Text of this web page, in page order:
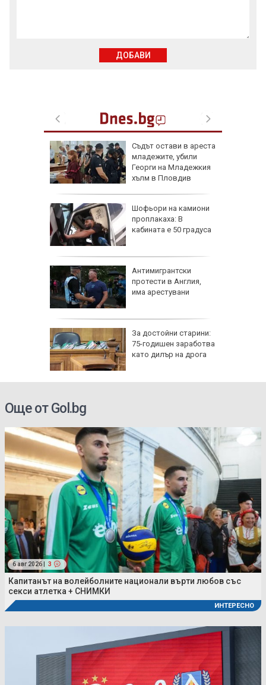
Съдът остави в ареста
младежите, убили
Георги на Младежкия
хълм в Пловдив
Шофьори на камиони
проплакаха: В
кабината е 50 градуса
Антимигрантски
протести в Англия,
има арестувани
За достойни старини:
75-годишен заработва
като дилър на дрога
ДОБАВИ
Още от Gol.bg
6 авг 2026 | 3
Капитанът на волейболните национали върти любов със
секси атлетка + СНИМКИ
ИНТЕРЕСНО